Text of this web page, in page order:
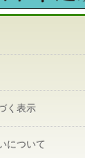
く表示
について